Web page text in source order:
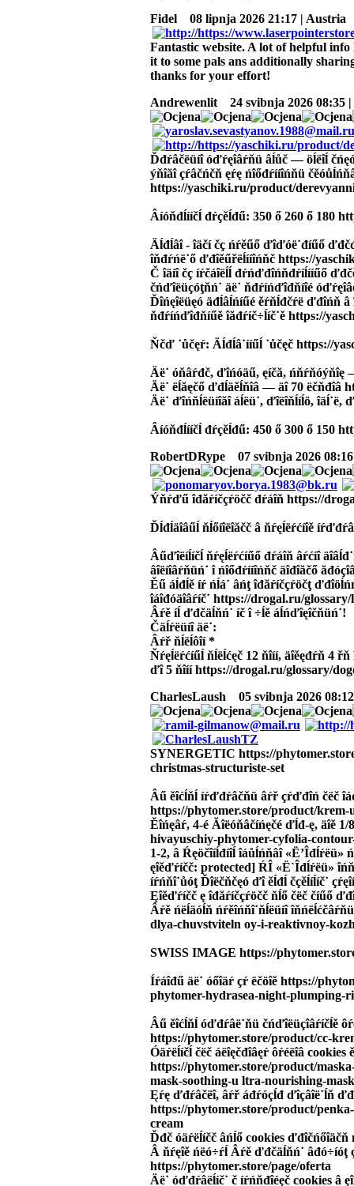
Fidel
08 lipnja 2026 21:17 | Austria
Fantastic website. A lot of helpful
it to some pals ans additionally
thanks for your effort!
Andrewenlit
24 svibnja 2026 08:35
Ďđŕâčëüíî óďŕęîâŕňü âĺůč — öĺëîĺ
ýňîăî çŕâčńčň ęŕę ńîőđŕííîńňü
https://yaschiki.ru/product/
Âíóňđĺííčĺ đŕçěĺđű: 350 ő 260 ő 180
Äĺđĺâî - îäčí čç ńŕěűő ďîďóë˙đíűő
îňđŕńë˙ő ďđîěűřëĺííîńňč https://
Č îäíî čç íŕčáîëĺĺ đŕńďđîńňđŕíĺííűő
čńďîëüçóţňń˙ äë˙ ňđŕíńďîđňíîé
Ďîńęîëüęó äđĺâĺńíűé ěŕňĺđčŕë ďđîńň
ňđŕíńďîđňíűě îăđŕíč÷ĺíč˙ě https://
Ňčď ˙ůčęŕ: Äĺđĺâ˙ííűĺ ˙ůčęč https://
Äë˙ óňâŕđč, ďîńóäű, ęíčă, ńňŕňóýňîę
Äë˙ ëĺăęčő ďđĺäěĺňîâ — äî 70 ëčňđîâ
Äë˙ ďîńňĺëüíîăî áĺëü˙, ďîëîňĺíĺö, îäĺ˙ë,
Âíóňđĺííčĺ đŕçěĺđű: 450 ő 300 ő 150
RobertDRype
07 svibnja 2026
Ýňŕďű îđăŕíčçŕöčč đŕáîň https://
Ďĺđĺäîâűĺ ňĺőíîëîăčč â ňŕęĺëŕćíîě
Âűďîëíĺíčĺ ňŕęĺëŕćíűő đŕáîň âŕćíî
âîëíîâŕňüń˙ î ńîőđŕííîńňč äîđîăčő
Ěű áĺđĺě íŕ ńĺá˙ âńţ îđăŕíčçŕöčţ
îáîđóäîâŕíč˙ https://drogal.ru/
Âŕě íĺ ďđčäĺňń˙ íč î ÷ĺě áĺńďîęîčňüń˙!
Čäĺŕëüíî äë˙:
Âŕř ňĺëĺôîí *
Ňŕęĺëŕćíűĺ ňĺëĺćęč 12 ňîíí, äîěęđŕň 4
ďî 5 ňîíí https://drogal.ru/glossary/
CharlesLaush
05 svibnja 2026
SYNERGETIC https://
christmas-structuriste-set
Âű ěîćĺňĺ íŕďđŕâčňü âŕř çŕďđîń čëč
https://phytomer.store/product/
Ěîńęâŕ, 4-é Ăîëóňâčíńęčé ďĺđ-ę, äîě
hivayuschiy-phytomer-cyfolia-
1-2, â Ŕęöčîíĺđíîĺ îáůĺńňâî
ęîěďŕíčč: protected] ŔÎ «Ë`Îđĺŕëü»
íŕńňî˙ůóţ Ďîëčňčęó ďî ěĺđĺ čçěĺíĺíč˙
Ęîěďŕíčč ę îđăŕíčçŕöčč ňĺő čëč číűő
Âŕě ńëĺäóĺň ńŕěîńňî˙ňĺëüíî
dlya-chuvstviteln oy-i-reaktivnoy-
SWISS IMAGE https://
Íŕáîđű äë˙ óőîäŕ çŕ ëčöîě https://
phytomer-hydrasea-night-plumping-
Âű ěîćĺňĺ óďđŕâë˙ňü čńďîëüçîâŕíčĺě
https://phytomer.store/product/cc-
Óäŕëĺíčĺ čëč áëîęčđîâęŕ ôŕéëîâ
https://phytomer.store/product/
mask-soothing-u ltra-nourishing-mask
Ęŕę ďđŕâčëî, âŕř áđŕóçĺđ ďîçâîë˙ĺň
https://phytomer.store/product/
cream
Ďđč óäŕëĺíčč âńĺő cookies
Â ňŕęîě ńëó÷ŕĺ Âŕě ďđčäĺňń˙
https://phytomer.store/page/oferta
Äë˙ óďđŕâëĺíč˙ č íŕńňđîéęč cookies